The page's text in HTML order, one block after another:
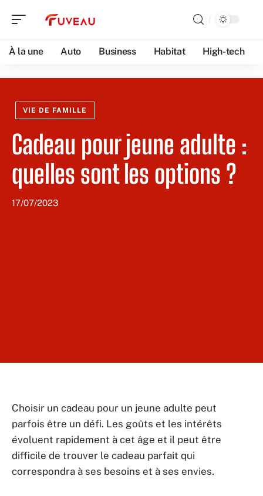
À la une Auto Business Habitat High-tech
VIE DE FAMILLE
Cadeau pour jeune adulte :
quelles sont les options ?
17/07/2023
Choisir un cadeau pour un jeune adulte peut
parfois être un défi. Les goûts et les intérêts
évoluent rapidement à cet âge et il peut être
difficile de trouver le cadeau parfait qui
correspondra à ses besoins et à ses envies.